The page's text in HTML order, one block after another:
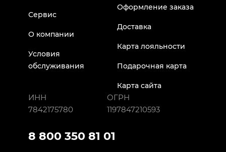
Сервис
О компании
Условия
обслуживания
Оформление заказа
Доставка
Карта лояльности
Подарочная карта
Карта сайта
ИНН
7842175780
ОГРН
1197847210593
8 800 350 81 01